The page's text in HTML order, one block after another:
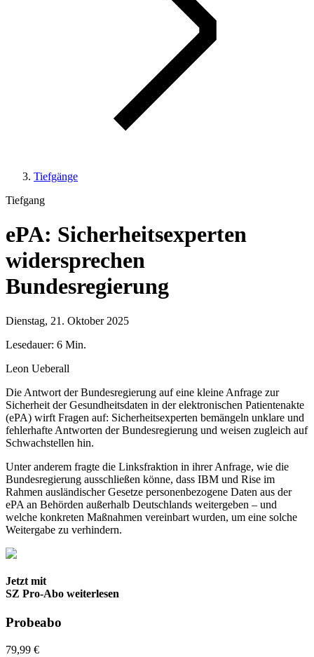
Tiefgänge
Tiefgang
ePA: Sicherheitsexperten
widersprechen
Bundesregierung
Dienstag, 21. Oktober 2025
Lesedauer: 6 Min.
Leon Ueberall
Die Antwort der Bundesregierung auf eine kleine Anfrage zur
Sicherheit der Gesundheitsdaten in der elektronischen Patientenakte
(ePA) wirft Fragen auf: Sicherheitsexperten bemängeln unklare und
fehlerhafte Antworten der Bundesregierung und weisen zugleich auf
Schwachstellen hin.
Unter anderem fragte die Linksfraktion in ihrer Anfrage, wie die
Bundesregierung ausschließen könne, dass IBM und Rise im
Rahmen ausländischer Gesetze personenbezogene Daten aus der
ePA an Behörden außerhalb Deutschlands weitergeben – und
welche konkreten Maßnahmen vereinbart wurden, um eine solche
Weitergabe zu verhindern.
Jetzt mit
SZ Pro-Abo weiterlesen
Probeabo
79,99 €